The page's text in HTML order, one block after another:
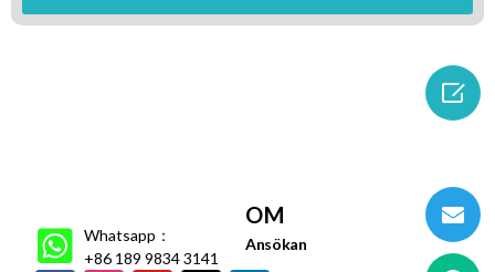
Whatsapp：
+86 189 9834 3141
OM
Ansökan
